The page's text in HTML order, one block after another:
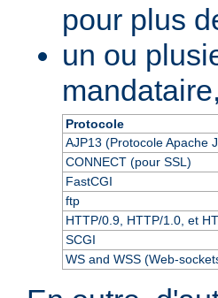
pour plus
un ou
Protocole
AJP13 (Protocole Apache
CONNECT (pour SSL)
FastCGI
ftp
HTTP/0.9, HTTP/1.0, et
SCGI
WS and WSS (Web-